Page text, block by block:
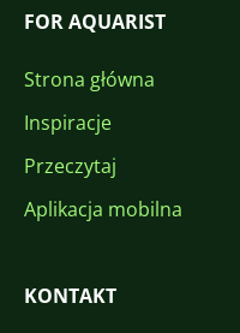
FOR AQUARIST
Strona główna
Inspiracje
Przeczytaj
Aplikacja mobilna
KONTAKT